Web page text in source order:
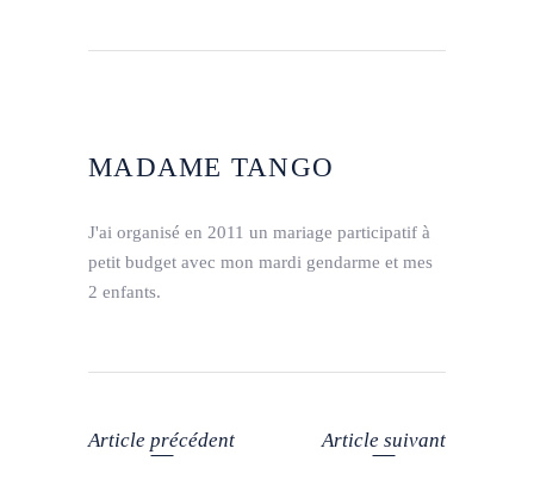
MADAME TANGO
J'ai organisé en 2011 un mariage participatif à
petit budget avec mon mardi gendarme et mes
2 enfants.
Article précédent Article suivant